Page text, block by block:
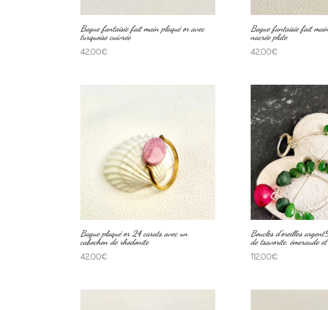
Bague fantaisie fait main plaqué or avec
turquoise cuivrée
42,00€
Bague fantaisie fait
nacrée plate
42,00€
Bague plaqué or 24 carats avec un
cabochon de rhodonite
42,00€
Boucles d’oreilles
de tsavorite, émeraude
112,00€